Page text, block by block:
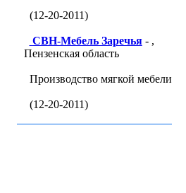
(12-20-2011)
СВН-Мебель Заречья- ,
Пензенская область
Производство мягкой мебели
(12-20-2011)